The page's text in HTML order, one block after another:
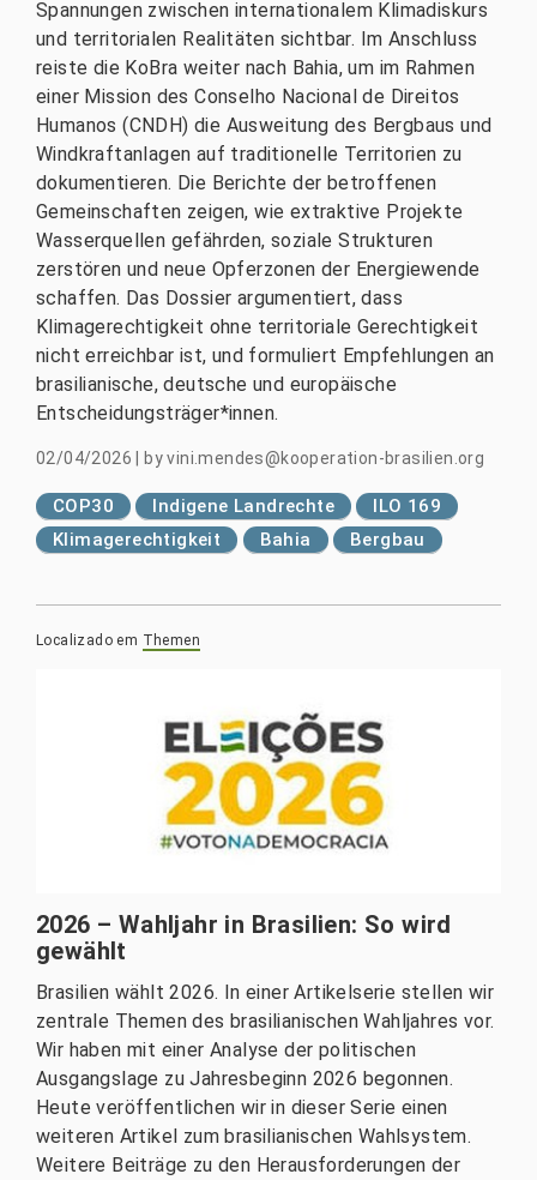
Spannungen zwischen internationalem Klimadiskurs
und territorialen Realitäten sichtbar. Im Anschluss
reiste die KoBra weiter nach Bahia, um im Rahmen
einer Mission des Conselho Nacional de Direitos
Humanos (CNDH) die Ausweitung des Bergbaus und
Windkraftanlagen auf traditionelle Territorien zu
dokumentieren. Die Berichte der betroffenen
Gemeinschaften zeigen, wie extraktive Projekte
Wasserquellen gefährden, soziale Strukturen
zerstören und neue Opferzonen der Energiewende
schaffen. Das Dossier argumentiert, dass
Klimagerechtigkeit ohne territoriale Gerechtigkeit
nicht erreichbar ist, und formuliert Empfehlungen an
brasilianische, deutsche und europäische
Entscheidungsträger*innen.
02/04/2026|byvini.mendes@kooperation-brasilien.org
COP30 Indigene Landrechte
ILO 169
Klimagerechtigkeit
Bahia Bergbau
Localizado em Themen
2026 – Wahljahr in Brasilien: So wird
gewählt
Brasilien wählt 2026. In einer Artikelserie stellen wir
zentrale Themen des brasilianischen Wahljahres vor.
Wir haben mit einer Analyse der politischen
Ausgangslage zu Jahresbeginn 2026 begonnen.
Heute veröffentlichen wir in dieser Serie einen
weiteren Artikel zum brasilianischen Wahlsystem.
Weitere Beiträge zu den Herausforderungen der